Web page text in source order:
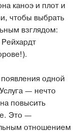
каноэ и плот и
чтобы выбрать
взглядом:
одной
— нечто
повысить
Это —
отношением